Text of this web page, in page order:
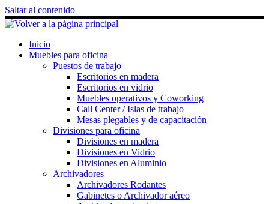
Saltar al contenido
Inicio
Muebles para oficina
Puestos de trabajo
Escritorios en madera
Escritorios en vidrio
Muebles operativos y Coworking
Call Center / Islas de trabajo
Mesas plegables y de capacitación
Divisiones para oficina
Divisiones en madera
Divisiones en Vidrio
Divisiones en Aluminio
Archivadores
Archivadores Rodantes
Gabinetes o Archivador aéreo